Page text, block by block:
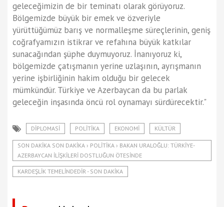
geleceğimizin de bir teminatı olarak görüyoruz.
Bölgemizde büyük bir emek ve özveriyle
yürüttüğümüz barış ve normalleşme süreçlerinin, geniş
coğrafyamızın istikrar ve refahına büyük katkılar
sunacağından şüphe duymuyoruz. İnanıyoruz ki,
bölgemizde çatışmanın yerine uzlaşının, ayrışmanın
yerine işbirliğinin hakim olduğu bir gelecek
mümkündür. Türkiye ve Azerbaycan da bu parlak
geleceğin inşasında öncü rol oynamayı sürdürecektir."
DIPLOMASI POLITIKA EKONOMI KÜLTÜR
SON DAKIKA SON DAKIKA › POLITIKA › BAKAN URALOĞLU: TÜRKIYE-
AZERBAYCAN ILIŞKILERI DOSTLUĞUN ÖTESINDE
KARDEŞLIK TEMELINDEDIR - SON DAKIKA